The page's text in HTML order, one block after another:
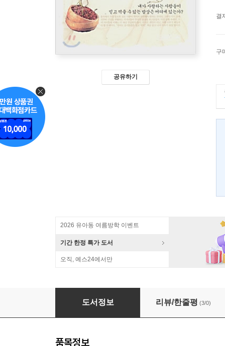
공유하기
결
구
2026 유아동 여름방학 이벤트
기간 한정 특가 도서
오직, 예스24에서만
도마 위에 오른 밥상
도서정보 리뷰/한줄평 (3/0)
품목정보